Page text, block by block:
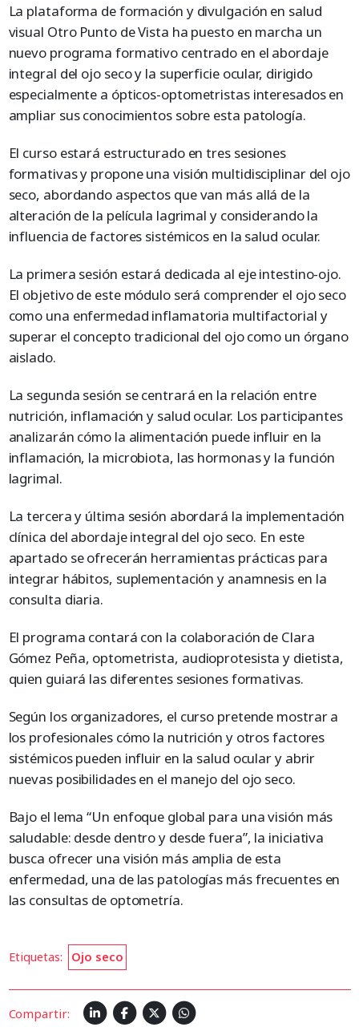
La plataforma de formación y divulgación en salud
visual Otro Punto de Vista ha puesto en marcha un
nuevo programa formativo centrado en el abordaje
integral del ojo seco y la superficie ocular, dirigido
especialmente a ópticos-optometristas interesados en
ampliar sus conocimientos sobre esta patología.
El curso estará estructurado en tres sesiones
formativas y propone una visión multidisciplinar del ojo
seco, abordando aspectos que van más allá de la
alteración de la película lagrimal y considerando la
influencia de factores sistémicos en la salud ocular.
La primera sesión estará dedicada al eje intestino-ojo.
El objetivo de este módulo será comprender el ojo seco
como una enfermedad inflamatoria multifactorial y
superar el concepto tradicional del ojo como un órgano
aislado.
La segunda sesión se centrará en la relación entre
nutrición, inflamación y salud ocular. Los participantes
analizarán cómo la alimentación puede influir en la
inflamación, la microbiota, las hormonas y la función
lagrimal.
La tercera y última sesión abordará la implementación
clínica del abordaje integral del ojo seco. En este
apartado se ofrecerán herramientas prácticas para
integrar hábitos, suplementación y anamnesis en la
consulta diaria.
El programa contará con la colaboración de Clara
Gómez Peña, optometrista, audioprotesista y dietista,
quien guiará las diferentes sesiones formativas.
Según los organizadores, el curso pretende mostrar a
los profesionales cómo la nutrición y otros factores
sistémicos pueden influir en la salud ocular y abrir
nuevas posibilidades en el manejo del ojo seco.
Bajo el lema “Un enfoque global para una visión más
saludable: desde dentro y desde fuera”, la iniciativa
busca ofrecer una visión más amplia de esta
enfermedad, una de las patologías más frecuentes en
las consultas de optometría.
Etiquetas: Ojo seco
Compartir: